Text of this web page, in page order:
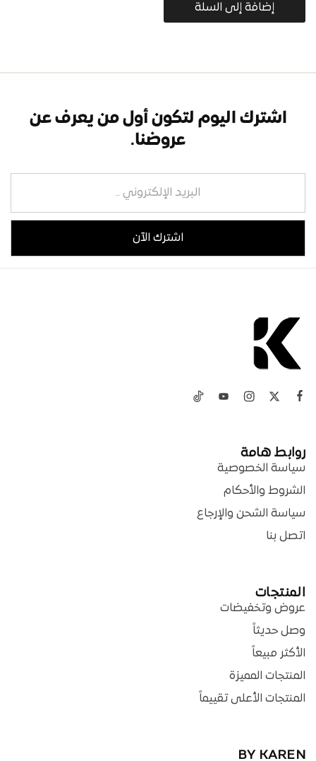
إضافة إلى السلة
اشترك اليوم لتكون أول من يعرف عن
عروضنا.
روابط هامة
سياسة الخصوصية
الشروط والأحكام
سياسة الشحن والإرجاع
اتصل بنا
المنتجات
عروض وتخفيضات
وصل حديثاً
الأكثر مبيعاً
المنتجات المميزة
المنتجات الأعلى تقييماً
BY KAREN